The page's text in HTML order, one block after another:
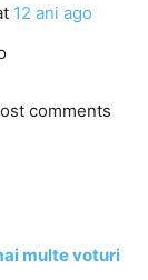
12 ani ago
comments
multe voturi